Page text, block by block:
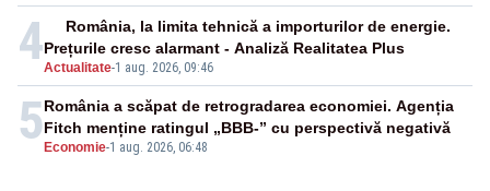
4Actualitate-1 aug. 2026, 09:46
România, la limita tehnică a importurilor de energie.
Prețurile cresc alarmant - Analiză Realitatea Plus
5 Economie-1 aug. 2026, 06:48
România a scăpat de retrogradarea economiei. Agenția
Fitch menține ratingul „BBB-” cu perspectivă negativă